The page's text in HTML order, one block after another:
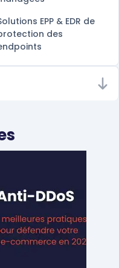
EPP & EDR de
des